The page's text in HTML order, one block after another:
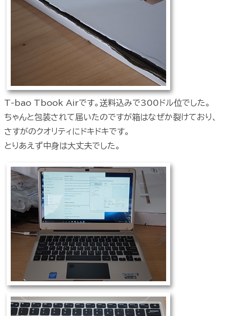
T-bao Tbook Airです。送料込みで300ドル位でした。
ちゃんと包装されて届いたのですが箱はなぜか裂けており、
さすがのクオリティにドキドキです。
とりあえず中身は大丈夫でした。